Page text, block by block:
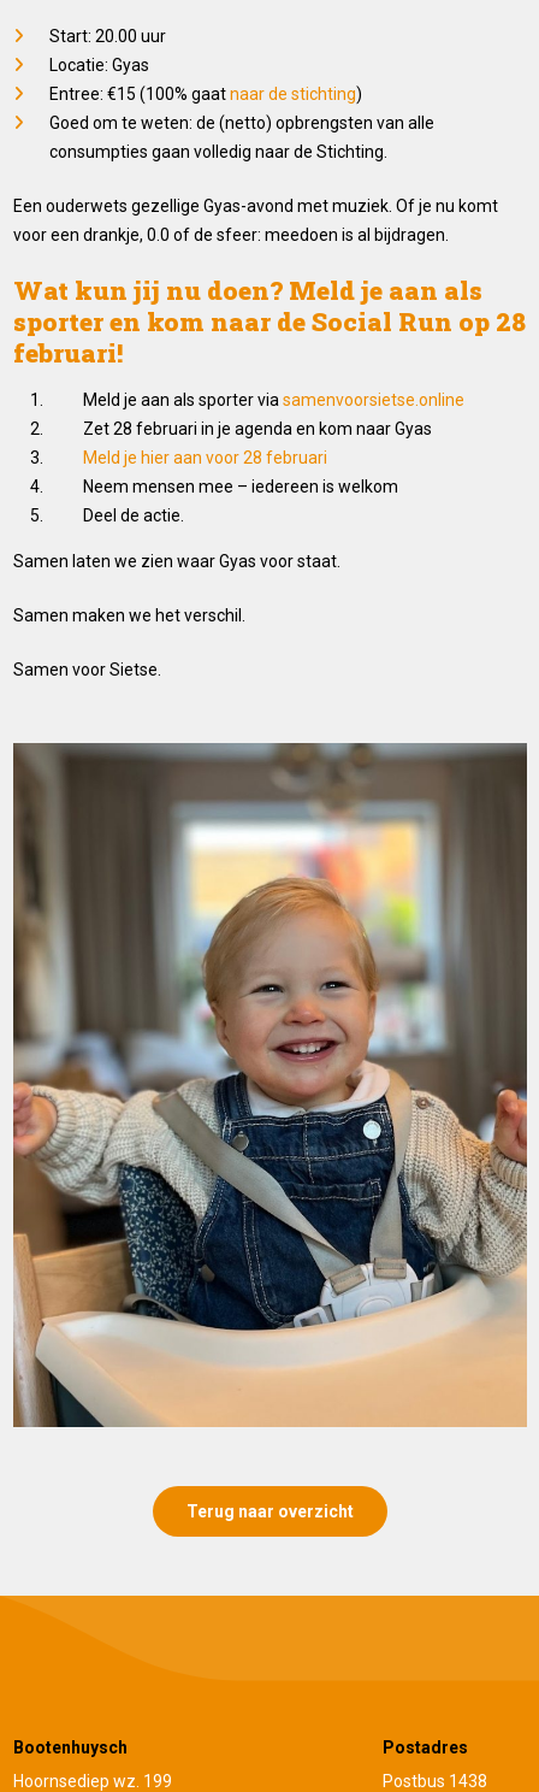
Start: 20.00 uur
Locatie: Gyas
Entree: €15 (100% gaatnaar de stichting)
Goed om te weten: de (netto) opbrengsten van alle
consumpties gaan volledig naar de Stichting.
Een ouderwets gezellige Gyas-avond met muziek. Of je nu komt
voor een drankje, 0.0 of de sfeer: meedoen is al bijdragen.
Wat kun jij nu doen? Meld je aan als
sporter en kom naar de Social Run op 28
februari!
Meld je aan als sporter viasamenvoorsietse.online
Zet 28 februari in je agenda en kom naar Gyas
Meld je hier aan voor 28 februari
Neem mensen mee – iedereen is welkom
Deel de actie.
Samen laten we zien waar Gyas voor staat.
Samen maken we het verschil.
Samen voor Sietse.
Terug naar overzicht
Bootenhuysch
Hoornsediep wz. 199
Postadres
Postbus 1438